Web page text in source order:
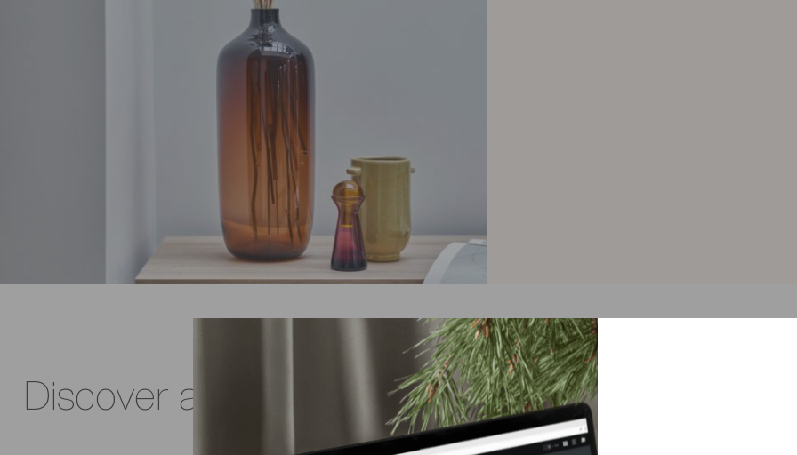
Discover all our salon inspirations